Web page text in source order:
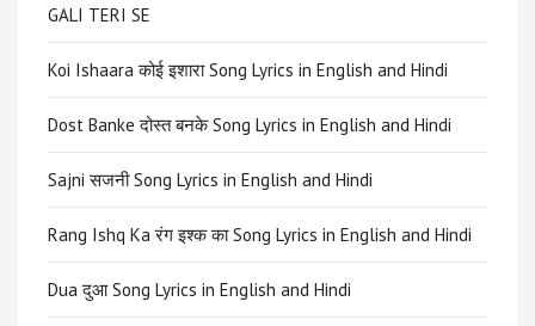
GALI TERI SE
Koi Ishaara कोई इशारा Song Lyrics in English and Hindi
Dost Banke दोस्त बनके Song Lyrics in English and Hindi
Sajni सजनी Song Lyrics in English and Hindi
Rang Ishq Ka रंग इश्क का Song Lyrics in English and Hindi
Dua दुआ Song Lyrics in English and Hindi